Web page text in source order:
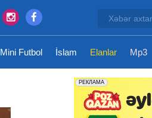
Mini Futbol İslam Elanlar Mp3